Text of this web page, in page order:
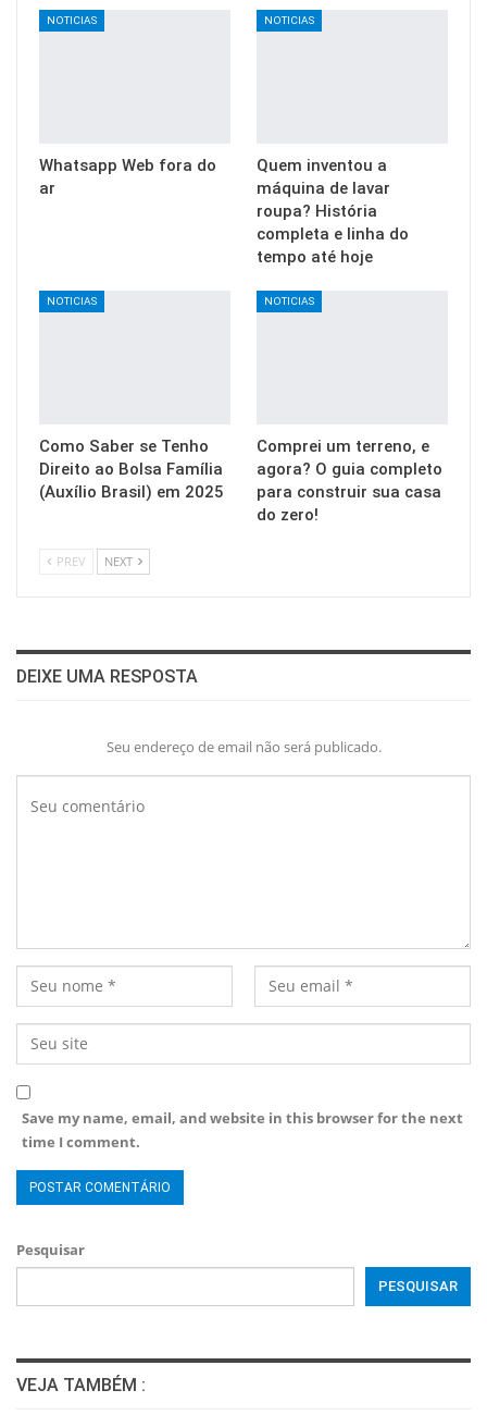
NOTICIAS
Whatsapp Web fora do
ar
NOTICIAS
Quem inventou a
máquina de lavar
roupa? História
completa e linha do
tempo até hoje
NOTICIAS
Como Saber se Tenho
Direito ao Bolsa Família
(Auxílio Brasil) em 2025
NOTICIAS
Comprei um terreno, e
agora? O guia completo
para construir sua casa
do zero!
PREV NEXT
DEIXE UMA RESPOSTA
Seu endereço de email não será publicado.
Save my name, email, and website in this browser for the next
time I comment.
Pesquisar
PESQUISAR
VEJA TAMBÉM :